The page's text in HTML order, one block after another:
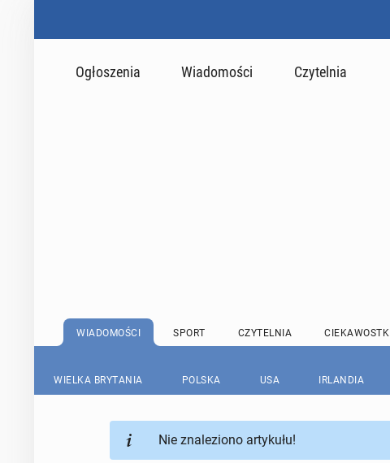
Ogłoszenia Wiadomości Czytelnia
WIADOMOŚCI SPORT CZYTELNIA CIEKAWOSTKI
WIELKA BRYTANIA POLSKA USA IRLANDIA
Nie znaleziono artykułu!